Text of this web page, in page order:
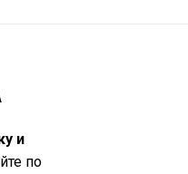
и
по